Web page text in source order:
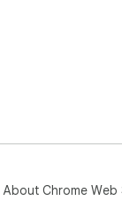
About Chrome Web